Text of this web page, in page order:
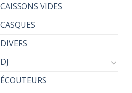
CAISSONS VIDES
CASQUES
DIVERS
DJ
ÉCOUTEURS